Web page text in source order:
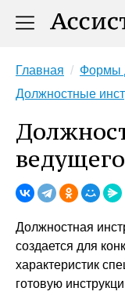
Главная
Формы
Должностные
Должностная
создается для
характеристик
готовую